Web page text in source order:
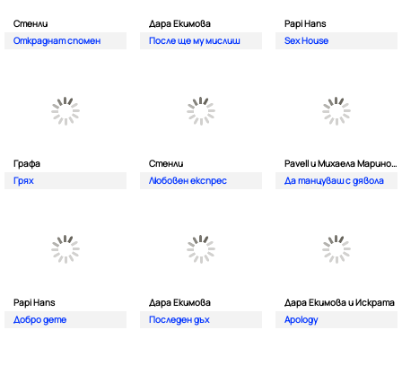
Стенли
Откраднат спомен
Дара Екимова
После ще му мислиш
Papi Hans
Sex House
Графа
Грях
Стенли
Любовен експрес
Pavell и Михаела Маринова
Да танцуваш с дявола
Papi Hans
Добро дете
Дара Екимова
Последен дъх
Дара Екимова и Искрата
Apology